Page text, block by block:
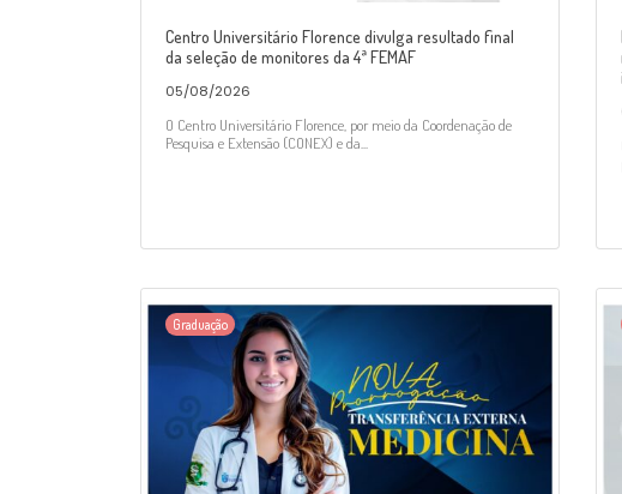
Centro Universitário Florence divulga resultado final
da seleção de monitores da 4ª FEMAF
05/08/2026
O Centro Universitário Florence, por meio da Coordenação de
Pesquisa e Extensão (CONEX) e da...
Graduação